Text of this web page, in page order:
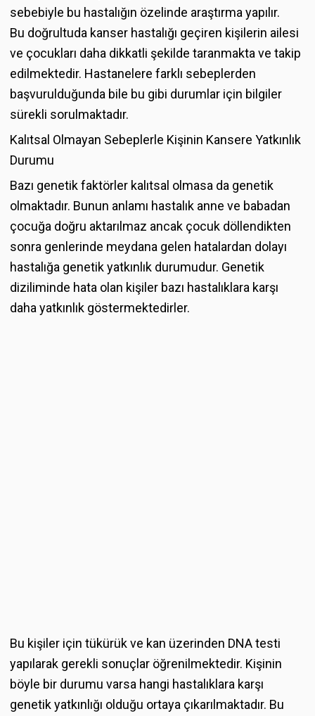
sebebiyle bu hastalığın özelinde araştırma yapılır.
Bu doğrultuda kanser hastalığı geçiren kişilerin ailesi
ve çocukları daha dikkatli şekilde taranmakta ve takip
edilmektedir. Hastanelere farklı sebeplerden
başvurulduğunda bile bu gibi durumlar için bilgiler
sürekli sorulmaktadır.
Kalıtsal Olmayan Sebeplerle Kişinin Kansere Yatkınlık
Durumu
Bazı genetik faktörler kalıtsal olmasa da genetik
olmaktadır. Bunun anlamı hastalık anne ve babadan
çocuğa doğru aktarılmaz ancak çocuk döllendikten
sonra genlerinde meydana gelen hatalardan dolayı
hastalığa genetik yatkınlık durumudur. Genetik
diziliminde hata olan kişiler bazı hastalıklara karşı
daha yatkınlık göstermektedirler.
Bu kişiler için tükürük ve kan üzerinden DNA testi
yapılarak gerekli sonuçlar öğrenilmektedir. Kişinin
böyle bir durumu varsa hangi hastalıklara karşı
genetik yatkınlığı olduğu ortaya çıkarılmaktadır. Bu